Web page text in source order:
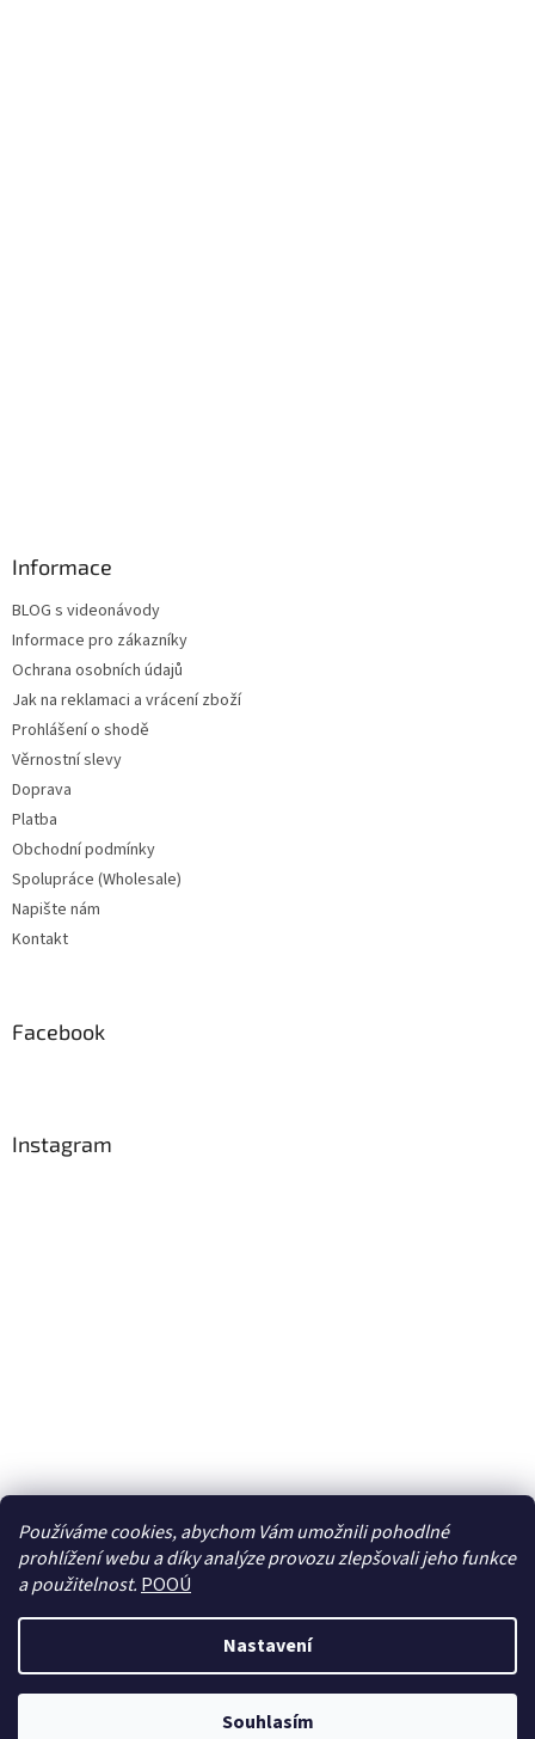
Používáme cookies, abychom Vám umožnili pohodlné
prohlížení webu a díky analýze provozu zlepšovali jeho funkce
a použitelnost. POOÚ
Nastavení
Souhlasím
Informace
BLOG s videonávody
Informace pro zákazníky
Ochrana osobních údajů
Jak na reklamaci a vrácení zboží
Prohlášení o shodě
Věrnostní slevy
Doprava
Platba
Obchodní podmínky
Spolupráce (Wholesale)
Napište nám
Kontakt
Facebook
Instagram
Sledovat na Instagramu
Vytvořil Shoptet
BREBERKY.cz. Všechna práva vyhrazena.